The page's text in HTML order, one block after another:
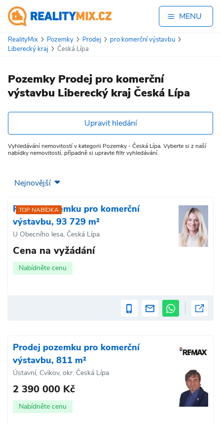
MENU
RealityMix Pozemky Prodej
pro komerční výstavbu
Liberecký kraj
Česká Lípa
Pozemky Prodej pro komerční
výstavbu Liberecký kraj Česká Lípa
Upravit hledání
Vyhledávání nemovitostí v kategorii Pozemky - Česká Lípa. Vyberte si z naší
nabídky nemovitostí, případně si upravte filtr vyhledávání.
TOP NABÍDKA
Prodej pozemku pro komerční
výstavbu, 93 729 m²
U Obecního lesa, Česká Lípa
Cena na vyžádání
Nabídněte cenu
Prodej pozemku pro komerční
výstavbu, 811 m²
Ústavní, Cvikov, okr. Česká Lípa
2 390 000 Kč
Nabídněte cenu